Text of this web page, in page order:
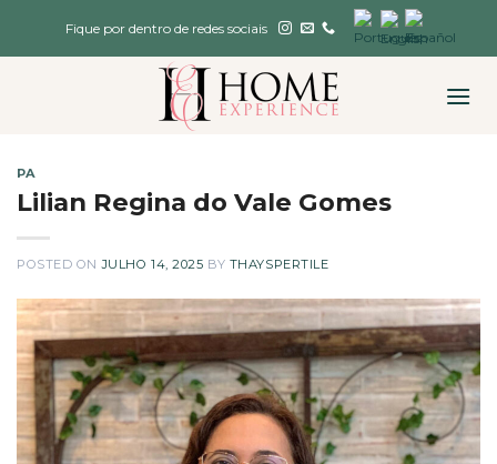
Fique por dentro de redes sociais
PA
Lilian Regina do Vale Gomes
POSTED ONJULHO 14, 2025 BY THAYSPERTILE